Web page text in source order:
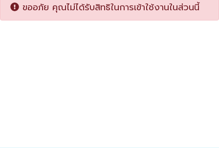
ขออภัย คุณไม่ได้รับสิทธิในการเข้าใช้งานในส่วนนี้